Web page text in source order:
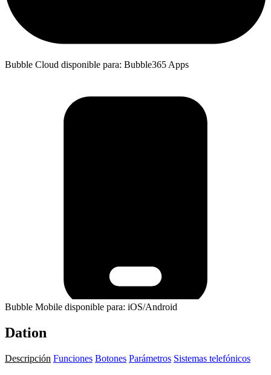
Bubble Cloud disponible para: Bubble365 Apps
Bubble Mobile disponible para: iOS/Android
Dation
Descripción Funciones Botones Parámetros Sistemas telefónicos